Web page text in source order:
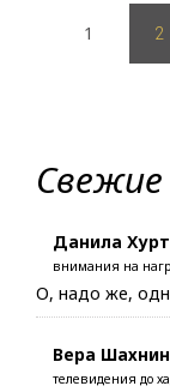
записей
1 2
Данила
внимания на
О, надо же,
Вера
телевидения до